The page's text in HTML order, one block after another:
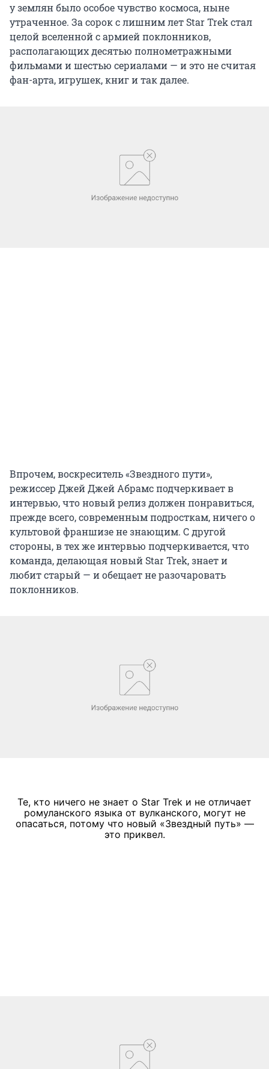
у землян было особое чувство космоса, ныне
утраченное. За сорок с лишним лет Star Trek стал
целой вселенной с армией поклонников,
располагающих десятью полнометражными
фильмами и шестью сериалами — и это не считая
фан-арта, игрушек, книг и так далее.
Впрочем, воскреситель «Звездного пути»,
режиссер Джей Джей Абрамс подчеркивает в
интервью, что новый релиз должен понравиться,
прежде всего, современным подросткам, ничего о
культовой франшизе не знающим. С другой
стороны, в тех же интервью подчеркивается, что
команда, делающая новый Star Trek, знает и
любит старый — и обещает не разочаровать
поклонников.
Те, кто ничего не знает о Star Trek и не отличает
ромуланского языка от вулканского, могут не
опасаться, потому что новый «Звездный путь» —
это приквел.